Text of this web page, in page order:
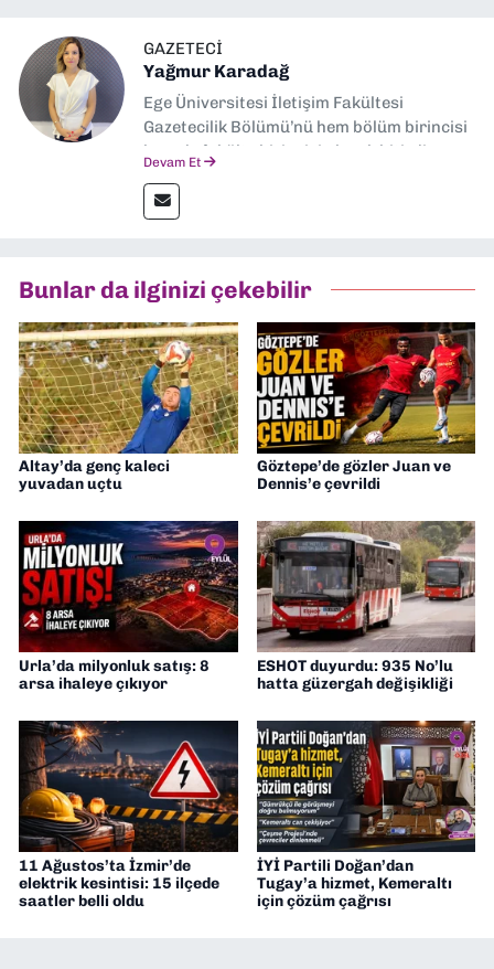
GAZETECI
Yağmur Karadağ
Ege Üniversitesi İletişim Fakültesi
Gazetecilik Bölümü’nü hem bölüm birincisi
hem de fakülte birincisi olarak bitirdim.
İletişim” üzerine yüksek lisans eğitimimi
tamamladım. Halen aynı anabilim dalında
Müdürü” olarak görev almaktayım. Hak
odaklı haberciliğe dair çalışmalar
yapıyorum
Devam Et
Bunlar da ilginizi çekebilir
Altay’da genç kaleci
yuvadan uçtu
Göztepe’de gözler Juan ve
Dennis’e çevrildi
Urla’da milyonluk satış: 8
arsa ihaleye çıkıyor
ESHOT duyurdu: 935 No’lu
hatta güzergah değişikliği
11 Ağustos’ta İzmir’de
elektrik kesintisi: 15 ilçede
saatler belli oldu
İYİ Partili Doğan’dan
Tugay’a hizmet, Kemeraltı
için çözüm çağrısı